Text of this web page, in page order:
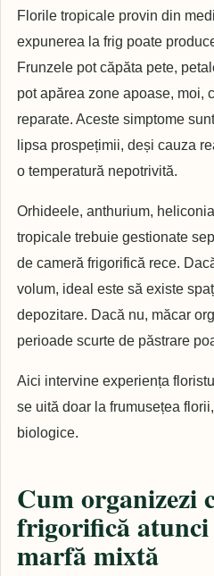
Florile tropicale provin din
expunerea la frig poate
Frunzele pot căpăta pete,
pot apărea zone apoase, moi,
reparate. Aceste simptome
lipsa prospețimii, deși cauza
o temperatură nepotrivită.
Orhideele, anthurium,
tropicale trebuie gestionate
de cameră frigorifică rece.
volum, ideal este să existe
depozitare. Dacă nu, măcar
perioade scurte de păstrare
Aici intervine experiența
se uită doar la frumusețea
biologice.
Cum organizezi
frigorifică
marfă mixtă